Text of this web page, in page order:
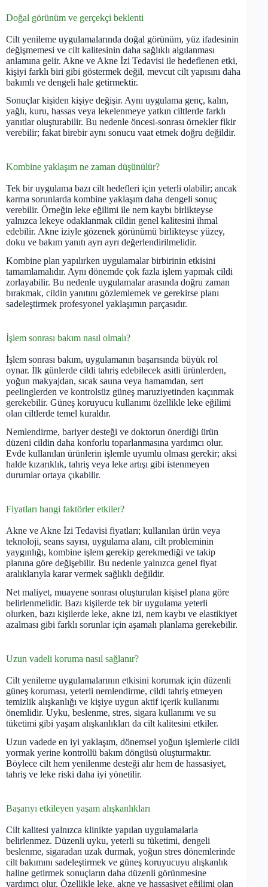
Doğal görünüm ve gerçekçi beklenti
Cilt yenileme uygulamalarında doğal görünüm, yüz ifadesinin
değişmemesi ve cilt kalitesinin daha sağlıklı algılanması
anlamına gelir. Akne ve Akne İzi Tedavisi ile hedeflenen etki,
kişiyi farklı biri gibi göstermek değil, mevcut cilt yapısını daha
bakımlı ve dengeli hale getirmektir.
Sonuçlar kişiden kişiye değişir. Aynı uygulama genç, kalın,
yağlı, kuru, hassas veya lekelenmeye yatkın ciltlerde farklı
yanıtlar oluşturabilir. Bu nedenle öncesi-sonrası örnekler fikir
verebilir; fakat birebir aynı sonucu vaat etmek doğru değildir.
Kombine yaklaşım ne zaman düşünülür?
Tek bir uygulama bazı cilt hedefleri için yeterli olabilir; ancak
karma sorunlarda kombine yaklaşım daha dengeli sonuç
verebilir. Örneğin leke eğilimi ile nem kaybı birlikteyse
yalnızca lekeye odaklanmak cildin genel kalitesini ihmal
edebilir. Akne iziyle gözenek görünümü birlikteyse yüzey,
doku ve bakım yanıtı ayrı ayrı değerlendirilmelidir.
Kombine plan yapılırken uygulamalar birbirinin etkisini
tamamlamalıdır. Aynı dönemde çok fazla işlem yapmak cildi
zorlayabilir. Bu nedenle uygulamalar arasında doğru zaman
bırakmak, cildin yanıtını gözlemlemek ve gerekirse planı
sadeleştirmek profesyonel yaklaşımın parçasıdır.
İşlem sonrası bakım nasıl olmalı?
İşlem sonrası bakım, uygulamanın başarısında büyük rol
oynar. İlk günlerde cildi tahriş edebilecek asitli ürünlerden,
yoğun makyajdan, sıcak sauna veya hamamdan, sert
peelinglerden ve kontrolsüz güneş maruziyetinden kaçınmak
gerekebilir. Güneş koruyucu kullanımı özellikle leke eğilimi
olan ciltlerde temel kuraldır.
Nemlendirme, bariyer desteği ve doktorun önerdiği ürün
düzeni cildin daha konforlu toparlanmasına yardımcı olur.
Evde kullanılan ürünlerin işlemle uyumlu olması gerekir; aksi
halde kızarıklık, tahriş veya leke artışı gibi istenmeyen
durumlar ortaya çıkabilir.
Fiyatları hangi faktörler etkiler?
Akne ve Akne İzi Tedavisi fiyatları; kullanılan ürün veya
teknoloji, seans sayısı, uygulama alanı, cilt probleminin
yaygınlığı, kombine işlem gerekip gerekmediği ve takip
planına göre değişebilir. Bu nedenle yalnızca genel fiyat
aralıklarıyla karar vermek sağlıklı değildir.
Net maliyet, muayene sonrası oluşturulan kişisel plana göre
belirlenmelidir. Bazı kişilerde tek bir uygulama yeterli
olurken, bazı kişilerde leke, akne izi, nem kaybı ve elastikiyet
azalması gibi farklı sorunlar için aşamalı planlama gerekebilir.
Uzun vadeli koruma nasıl sağlanır?
Cilt yenileme uygulamalarının etkisini korumak için düzenli
güneş koruması, yeterli nemlendirme, cildi tahriş etmeyen
temizlik alışkanlığı ve kişiye uygun aktif içerik kullanımı
önemlidir. Uyku, beslenme, stres, sigara kullanımı ve su
tüketimi gibi yaşam alışkanlıkları da cilt kalitesini etkiler.
Uzun vadede en iyi yaklaşım, dönemsel yoğun işlemlerle cildi
yormak yerine kontrollü bakım döngüsü oluşturmaktır.
Böylece cilt hem yenilenme desteği alır hem de hassasiyet,
tahriş ve leke riski daha iyi yönetilir.
Başarıyı etkileyen yaşam alışkanlıkları
Cilt kalitesi yalnızca klinikte yapılan uygulamalarla
belirlenmez. Düzenli uyku, yeterli su tüketimi, dengeli
beslenme, sigaradan uzak durmak, yoğun stres dönemlerinde
cilt bakımını sadeleştirmek ve güneş koruyucuyu alışkanlık
haline getirmek sonuçların daha düzenli görünmesine
yardımcı olur. Özellikle leke, akne ve hassasiyet eğilimi olan